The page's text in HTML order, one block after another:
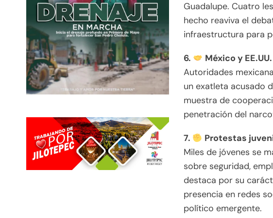
Guadalupe. Cuatro
hecho reaviva el
infraestructura para
6.
México y
Autoridades
un exatleta acusado
muestra de
penetración del
7.
Protestas
Miles de jóvenes se
sobre seguridad,
destaca por su
presencia en redes
político emergente.